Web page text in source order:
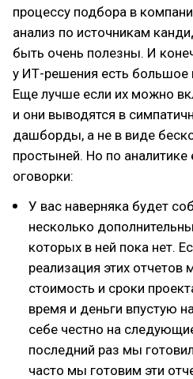
процессу подбора в
анализ по источникам
быть очень полезны. И
у ИТ-решения есть большое
Еще лучше если их можно
и они выводятся в
дашборды, а не в виде
простыней. Но по
оговорки:
У вас наверняка будет
несколько
которых в ней пока нет.
реализация этих отчетов
стоимость и сроки
время и деньги впустую
себе честно на
последний раз мы
часто мы готовим эти